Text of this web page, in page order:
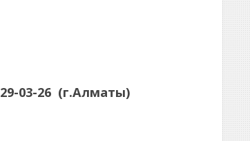
03-26 (г.Алматы)